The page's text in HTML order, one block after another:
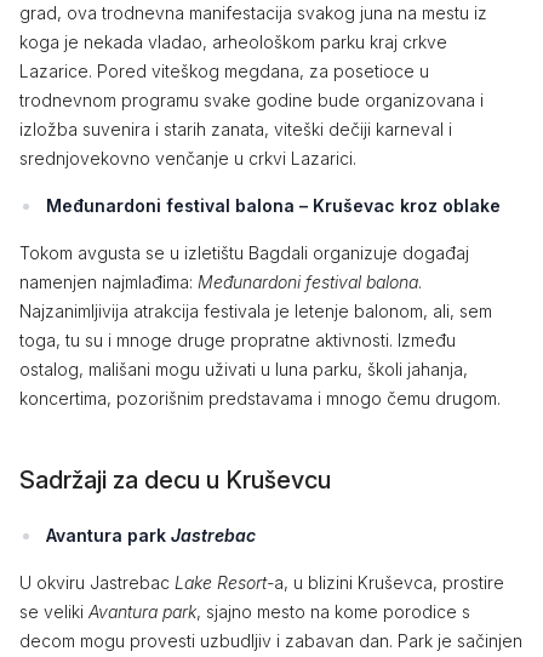
grad, ova trodnevna manifestacija svakog juna na mestu iz
koga je nekada vladao, arheološkom parku kraj crkve
Lazarice. Pored viteškog megdana, za posetioce u
trodnevnom programu svake godine bude organizovana i
izložba suvenira i starih zanata, viteški dečiji karneval i
srednjovekovno venčanje u crkvi Lazarici.
Međunardoni festival balona – Kruševac kroz oblake
Tokom avgusta se u izletištu Bagdali organizuje događaj
namenjen najmlađima: Međunardoni festival balona.
Najzanimljivija atrakcija festivala je letenje balonom, ali, sem
toga, tu su i mnoge druge propratne aktivnosti. Između
ostalog, mališani mogu uživati u luna parku, školi jahanja,
koncertima, pozorišnim predstavama i mnogo čemu drugom.
Sadržaji za decu u Kruševcu
Avantura park Jastrebac
U okviru Jastrebac Lake Resort-a, u blizini Kruševca, prostire
se veliki Avantura park, sjajno mesto na kome porodice s
decom mogu provesti uzbudljiv i zabavan dan. Park je sačinjen